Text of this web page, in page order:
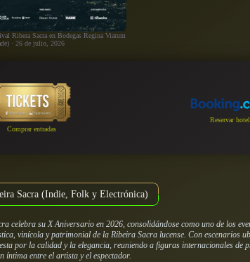
Ribera Sacra en Bodegas Regina Viarum
· 26 de julio, 2026
Comprar entradas
Reservar hotel
Sacra (Indie, Folk y Electrónica)
celebra su X Aniversario en 2026, consolidándose como uno de los
vinícola y patrimonial de la Ribeira Sacra lucense. Con escenarios
por la calidad y la elegancia, reuniendo a figuras internacionales
íntima entre el artista y el espectador.